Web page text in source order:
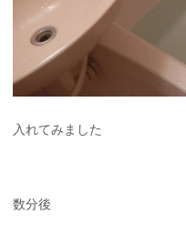
入れてみました
数分後